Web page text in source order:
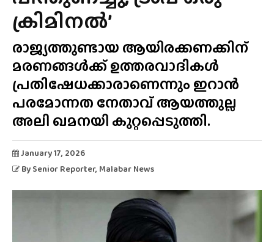
ക്രിമിനൽ’
രാജ്യത്തുണ്ടായ ആയിരക്കണക്കിന്
മരണങ്ങൾക്ക് ഉത്തരവാദികൾ
പ്രതിഷേധക്കാരാണെന്നും ഇറാൻ
പരമോന്നത നേതാവ് ആയത്തുല്ല
അലി ഖമനയി കുറ്റപ്പെടുത്തി.
January 17, 2026
By Senior Reporter, Malabar News